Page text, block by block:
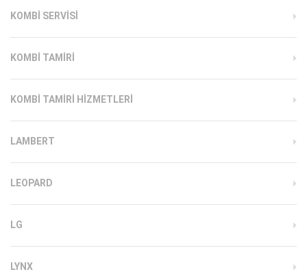
KOMBI SERVISI
KOMBI TAMIRI
KOMBI TAMIRI HIZMETLERI
LAMBERT
LEOPARD
LG
LYNX